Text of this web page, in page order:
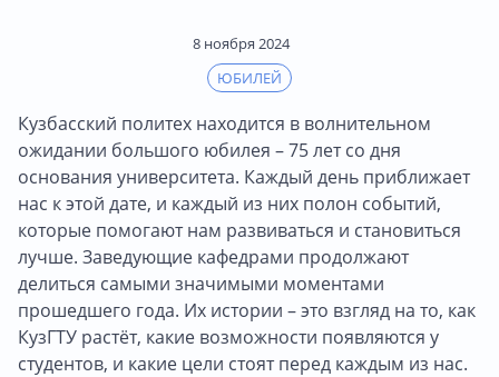
8 ноября 2024
ЮБИЛЕЙ
Кузбасский политех находится в волнительном
ожидании большого юбилея – 75 лет со дня
основания университета. Каждый день приближает
нас к этой дате, и каждый из них полон событий,
которые помогают нам развиваться и становиться
лучше. Заведующие кафедрами продолжают
делиться самыми значимыми моментами
прошедшего года. Их истории – это взгляд на то, как
КузГТУ растёт, какие возможности появляются у
студентов, и какие цели стоят перед каждым из нас.